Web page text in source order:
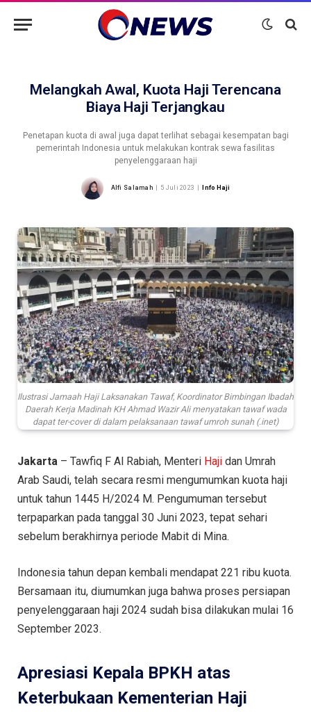
Melangkah Awal, Kuota Haji Terencana
Biaya Haji Terjangkau
Penetapan kuota di awal juga dapat terlihat sebagai kesempatan bagi
pemerintah Indonesia untuk melakukan kontrak sewa fasilitas
penyelenggaraan haji
Alfi Salamah 5 Juli 2023 Info Haji
Ilustrasi Jamaah Haji Laksanakan Tawaf, Koordinator Bimbingan Ibadah
Daerah Kerja Madinah KH Ahmad Wazir Ali menyatakan tawaf wada
dapat ter-cover di dalam pelaksanaan tawaf umroh sunah (.inet)
Jakarta – Tawfiq F Al Rabiah, Menteri Haji dan Umrah
Arab Saudi, telah secara resmi mengumumkan kuota haji
untuk tahun 1445 H/2024 M. Pengumuman tersebut
terpaparkan pada tanggal 30 Juni 2023, tepat sehari
sebelum berakhirnya periode Mabit di Mina.
Indonesia tahun depan kembali mendapat 221 ribu kuota.
Bersamaan itu, diumumkan juga bahwa proses persiapan
penyelenggaraan haji 2024 sudah bisa dilakukan mulai 16
September 2023.
Apresiasi Kepala BPKH atas
Keterbukaan Kementerian Haji